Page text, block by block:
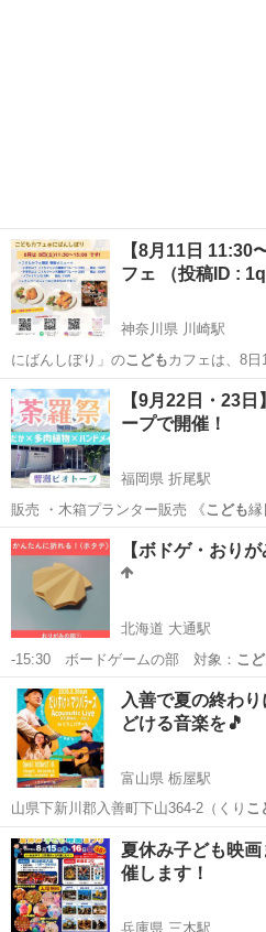
【8月11日 11:30
フェ （投稿ID :
神奈川県 川崎駅
にばんしぼり」のこども
も好評でした…
神奈川 川崎市 川崎駅 地域/
【9月22日・23
ープで開催！
福岡県 折尾駅
販売 ・木箱プランター販売 《こども
福岡 北九州市 折尾駅 地域
【ボドゲ・おり
北海道 大通駅
-15:30 ボードゲームの部 対象： こ
れ！ ＊各部定…
北海道 札幌市 大通駅 ワーク
入善で夏の終わ
どける音楽を🎵
富山県 栃屋駅
山県下新川郡入善町下山364-2（くり こ
ご予約・お…
富山 下新川郡 栃屋駅 コン
夏休み子ども映
催します！
兵庫県 三木駅